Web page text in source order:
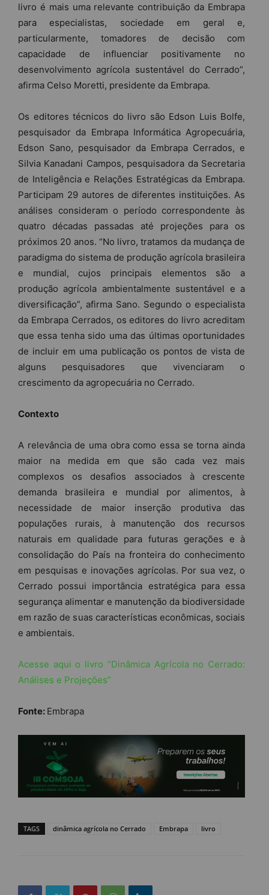
livro é mais uma relevante contribuição da Embrapa
para especialistas, sociedade em geral e,
particularmente, tomadores de decisão com
capacidade de influenciar positivamente no
desenvolvimento agrícola sustentável do Cerrado”,
afirma Celso Moretti, presidente da Embrapa.
Os editores técnicos do livro são Edson Luis Bolfe,
pesquisador da Embrapa Informática Agropecuária,
Edson Sano, pesquisador da Embrapa Cerrados, e
Silvia Kanadani Campos, pesquisadora da Secretaria
de Inteligência e Relações Estratégicas da Embrapa.
Participam 29 autores de diferentes instituições. As
análises consideram o período correspondente às
quatro décadas passadas até projeções para os
próximos 20 anos. “No livro, tratamos da mudança de
paradigma do sistema de produção agrícola brasileira
e mundial, cujos principais elementos são a
produção agrícola ambientalmente sustentável e a
diversificação”, afirma Sano. Segundo o especialista
da Embrapa Cerrados, os editores do livro acreditam
que essa tenha sido uma das últimas oportunidades
de incluir em uma publicação os pontos de vista de
alguns pesquisadores que vivenciaram o
crescimento da agropecuária no Cerrado.
Contexto
A relevância de uma obra como essa se torna ainda
maior na medida em que são cada vez mais
complexos os desafios associados à crescente
demanda brasileira e mundial por alimentos, à
necessidade de maior inserção produtiva das
populações rurais, à manutenção dos recursos
naturais em qualidade para futuras gerações e à
consolidação do País na fronteira do conhecimento
em pesquisas e inovações agrícolas. Por sua vez, o
Cerrado possui importância estratégica para essa
segurança alimentar e manutenção da biodiversidade
em razão de suas características econômicas, sociais
e ambientais.
Acesse aqui o livro “Dinâmica Agrícola no Cerrado:
Análises e Projeções”
Fonte: Embrapa
TAGS dinâmica agrícola no Cerrado Embrapa livro